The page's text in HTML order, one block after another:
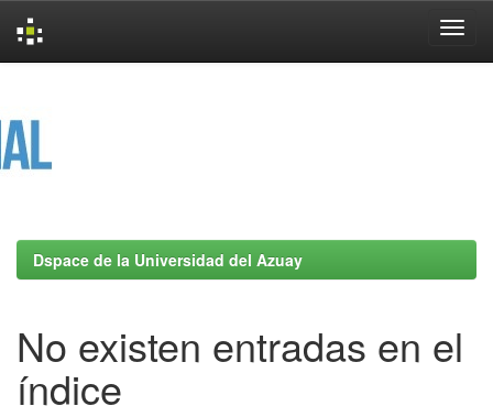
Dspace de la Universidad del Azuay
No existen entradas en el
índice